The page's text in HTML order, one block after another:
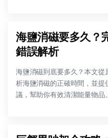
海鹽消磁要多久？
錯誤解析
海鹽消磁到底要多久？本文
析海鹽消磁的正確時間，並
議，幫助你有效清潔能量物品。